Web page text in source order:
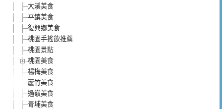
大溪美食
平鎮美食
復興鄉美食
桃園手搖飲推薦
桃園景點
桃園美食
楊梅美食
蘆竹美食
過嶺美食
青埔美食